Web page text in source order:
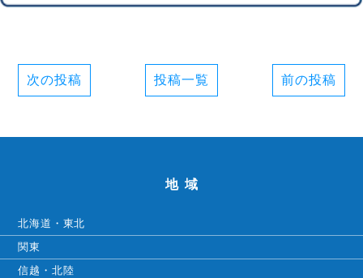
次の投稿 投稿一覧 前の投稿
地域
北海道・東北
関東
信越・北陸